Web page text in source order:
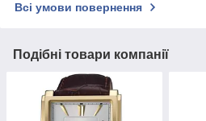
Всі умови повернення
Подібні товари компанії